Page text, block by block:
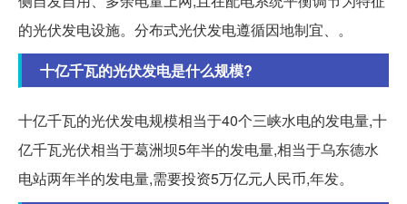
的光伏发电设施。分布式光伏发电遵循因地制宜、。
十亿千瓦的光伏发电是什么规模?
十亿千瓦的光伏发电规模相当于40个三峡水电的发电量,十
亿千瓦光伏相当于葛洲坝5年半的发电量,相当于乌东德水
电站两年半的发电量,需要投资5万亿元人民币,年发。